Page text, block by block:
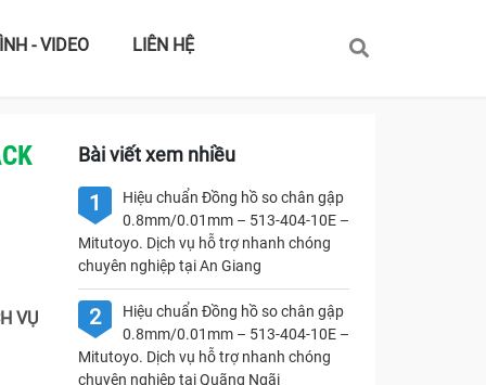
- VIDEO LIÊN HỆ
VỤ
Bài viết xem nhiều
1
Hiệu chuẩn Đồng hồ so chân gập
0.8mm/0.01mm – 513-404-10E –
Mitutoyo. Dịch vụ hỗ trợ nhanh chóng
chuyên nghiệp tại An Giang
2
Hiệu chuẩn Đồng hồ so chân gập
0.8mm/0.01mm – 513-404-10E –
Mitutoyo. Dịch vụ hỗ trợ nhanh chóng
chuyên nghiệp tại Quãng Ngãi